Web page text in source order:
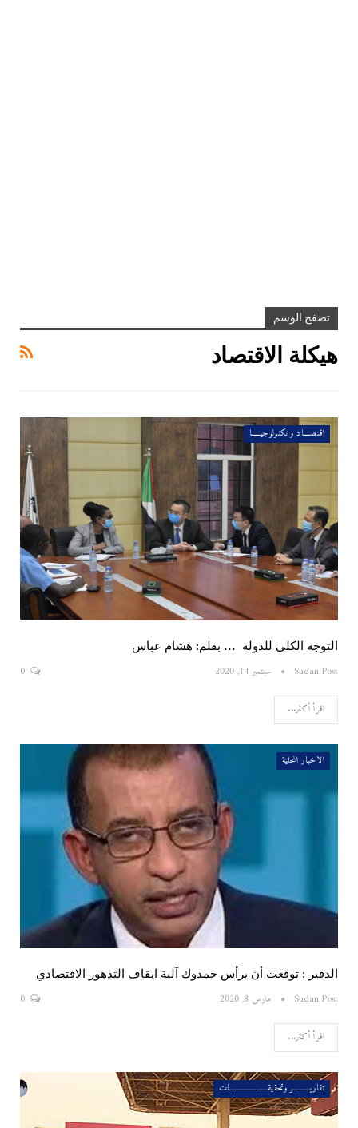
تصفح الوسم
هيكلة الاقتصاد
اقتصــــاد و تكنولوجيـــــا
التوجه الكلى للدولة … بقلم: هشام عباس
Sudan Post سبتمبر 14, 2020
اقرأ أكثر...
الاخبار المحلية
الدقير : توقعت أن يرأس حمدوك آلية ايقاف التدهور الاقتصادي
Sudan Post مارس 8, 2020
اقرأ أكثر...
تقاريــــــــــر وتحقيقـــــــــــــــــــــــات